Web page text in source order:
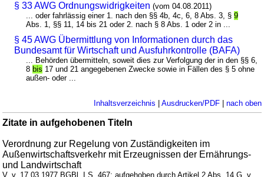
§ 33 AWG Ordnungswidrigkeiten (vom 04.08.2011)
... oder fahrlässig einer 1. nach den §§ 4b, 4c, 6, 8 Abs. 3, §9
Abs. 1, §§ 11, 14 bis 21 oder 2. nach § 8 Abs. 1 oder 2 in ...
§ 45 AWG Übermittlung von Informationen durch das
Bundesamt für Wirtschaft und Ausfuhrkontrolle (BAFA)
... Behörden übermitteln, soweit dies zur Verfolgung der in den §§ 6,
8 bis 17 und 21 angegebenen Zwecke sowie in Fällen des § 5 ohne
außen- oder ...
Inhaltsverzeichnis Ausdrucken/PDF| nach oben
Zitate in aufgehobenen Titeln
Verordnung zur Regelung von Zuständigkeiten im
Außenwirtschaftsverkehr mit Erzeugnissen der Ernährungs-
und Landwirtschaft
V. v. 17.03.1977 BGBl. I S. 467; aufgehoben durch Artikel 2 Abs. 14 G. v.